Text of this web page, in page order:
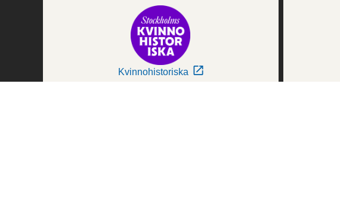
Kvinnohistoriska